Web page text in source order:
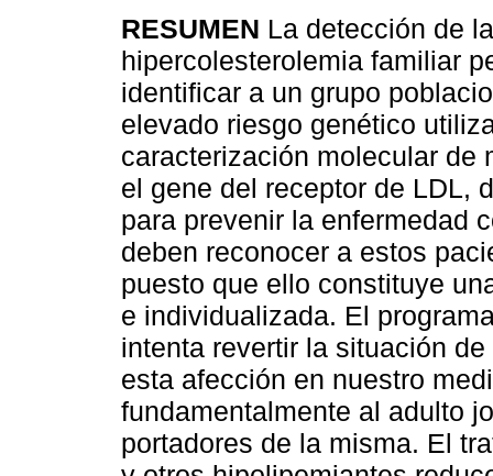
RESUMEN La detección de la
hipercolesterolemia familiar
identificar a un grupo
elevado riesgo genético
caracterización molecular de
el gene del receptor de LDL,
para prevenir la enfermedad
deben reconocer a estos
puesto que ello constituye
e individualizada. El
intenta revertir la situación
esta afección en nuestro
fundamentalmente al adulto
portadores de la misma. El